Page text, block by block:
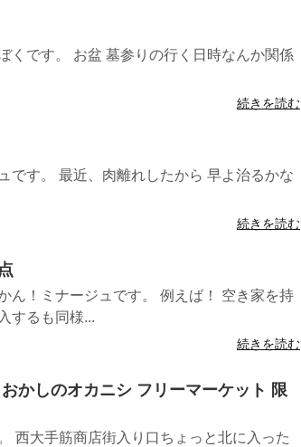
くです。 お盆 墓参りの行く日時なんか関係
続きを読む
です。 最近、肉離れしたから 早よ治るかな
続きを読む
ん！ミナージュです。 例えば！ 空き家を持
するも同様...
続きを読む
かしのオカニシ フリーマーケット 限
西大手筋商店街入り口ちょっと北に入った